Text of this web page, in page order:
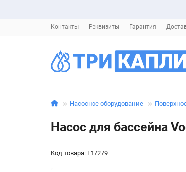
Контакты Реквизиты Гарантия
Насосное оборудование
Насос для бассейна
Код товара: L17279